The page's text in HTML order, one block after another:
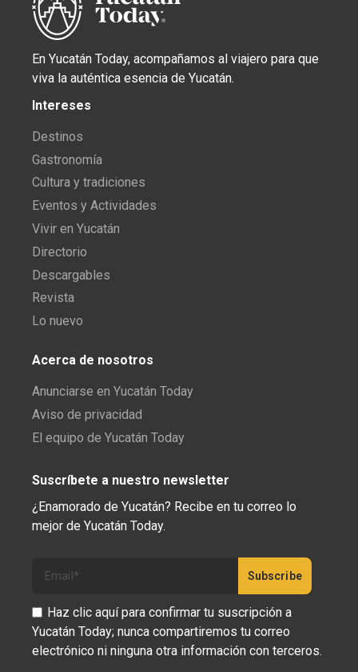
En Yucatán Today, acompañamos al viajero para que
viva la auténtica esencia de Yucatán.
Intereses
Destinos
Gastronomía
Cultura y tradiciones
Eventos y Actividades
Vivir en Yucatán
Directorio
Descargables
Revista
Lo nuevo
Acerca de nosotros
Anunciarse en Yucatán Today
Aviso de privacidad
El equipo de Yucatán Today
Suscríbete a nuestro newsletter
¿Enamorado de Yucatán? Recibe en tu correo lo
mejor de Yucatán Today.
Haz clic aquí para confirmar tu suscripción a
Yucatán Today; nunca compartiremos tu correo
electrónico ni ninguna otra información con terceros.